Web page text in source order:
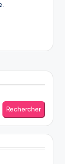
Rechercher